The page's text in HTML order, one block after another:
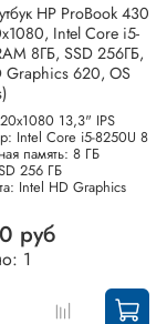
HP ProBook 430
Intel Core i5-
8ГБ, SSD 256ГБ,
Graphics 620, OS
13,3" IPS
Intel Core i5-8250U 8
память: 8 ГБ
256 ГБ
Intel HD Graphics
руб
1